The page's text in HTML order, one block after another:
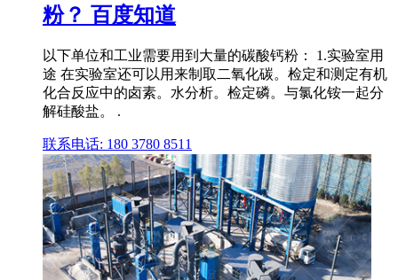
粉？ 百度知道
以下单位和工业需要用到大量的碳酸钙粉： 1.实验室用
途 在实验室还可以用来制取二氧化碳。检定和测定有机
化合反应中的卤素。水分析。检定磷。与氯化铵一起分
解硅酸盐。 .
联系电话: 180 3780 8511